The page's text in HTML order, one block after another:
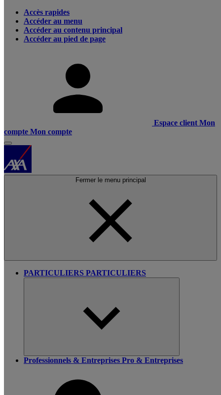
Accès rapides
Accéder au menu
Accéder au contenu principal
Accéder au pied de page
Espace client Mon
compte Mon compte
Fermer le menu principal
PARTICULIERS PARTICULIERS
Professionnels & Entreprises Pro & Entreprises